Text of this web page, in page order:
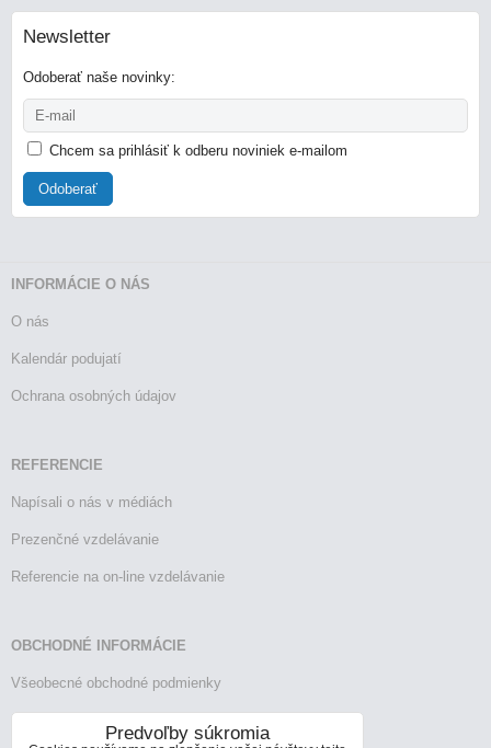
Newsletter
Odoberať naše novinky:
Chcem sa prihlásiť k odberu noviniek e-mailom
Odoberať
INFORMÁCIE O NÁS
O nás
Kalendár podujatí
Ochrana osobných údajov
REFERENCIE
Napísali o nás v médiách
Prezenčné vzdelávanie
Referencie na on-line vzdelávanie
OBCHODNÉ INFORMÁCIE
Všeobecné obchodné podmienky
Reklamačný poriadok
Predvoľby súkromia